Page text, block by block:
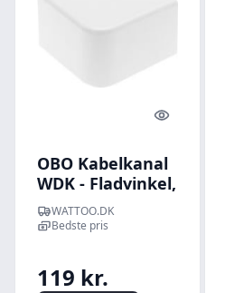
Quick look
OBO Kabelkanal
WDK - Fladvinkel,
60 x 108,5 mm (til
WDK60110),
WATTOO.DK
Bedste pris
119 kr.